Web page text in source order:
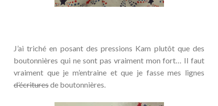
J’ai triché en posant des pressions Kam plutôt que des
boutonnières qui ne sont pas vraiment mon fort… Il faut
vraiment que je m’entraine et que je fasse mes lignes
d’écrituresde boutonnières.